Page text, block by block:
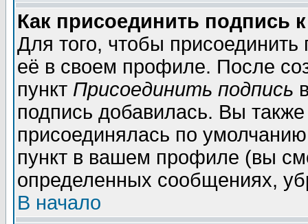
Как присоединить подпись
Для того, чтобы
её в своем профиле. После
пункт Присоединить подпись
подпись добавилась. Вы
присоединялась по
пункт в вашем профиле (вы
определенных сообщениях,
В начало